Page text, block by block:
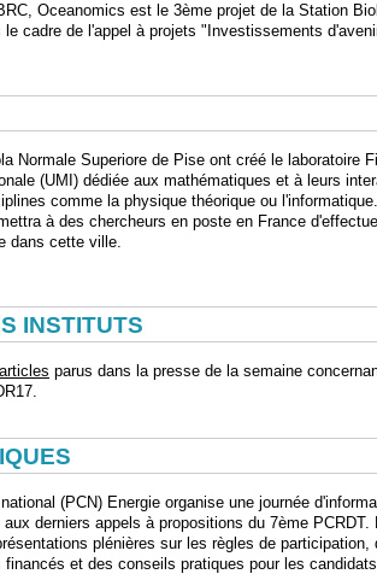
Oceanomics est le 3ème projet de la Station
le cadre de l'appel à projets "Investissements
Normale Superiore de Pise ont créé le laboratoire
(UMI) dédiée aux mathématiques et à leurs
comme la physique théorique ou
à des chercheurs en poste en France
dans cette ville.
INSTITUTS
articles parus dans la presse de la semaine
(PCN) Energie organise une journée
derniers appels à propositions du 7ème PCRDT.
plénières sur les règles de participation,
financés et des conseils pratiques pour les